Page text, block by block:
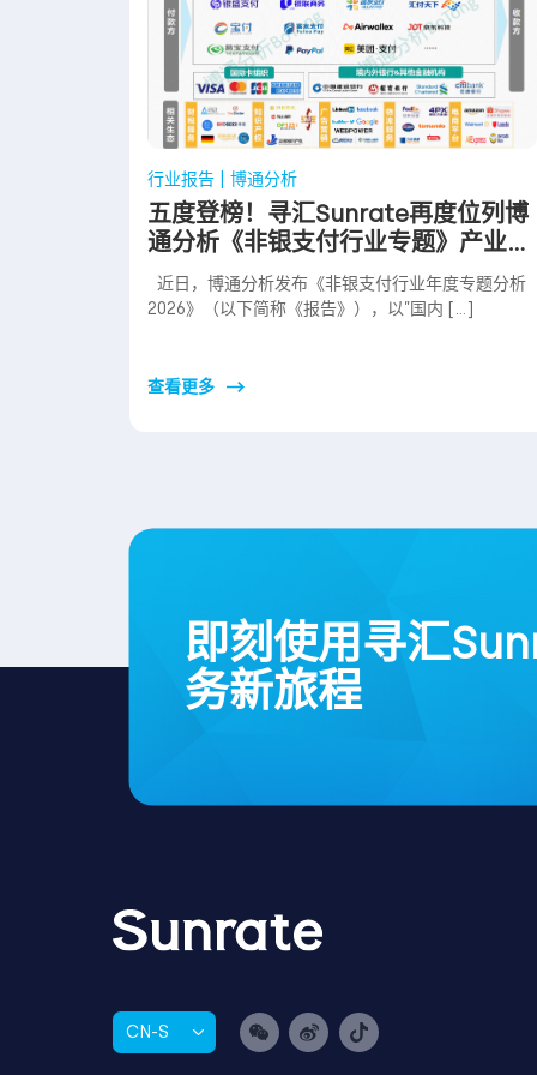
行业报告 | 博通分析
五度登榜！寻汇Sunrate再度位列博
通分析《非银支付行业专题》产业图
谱
近日，博通分析发布《非银支付行业年度专题分析
2026》（以下简称《报告》），以”国内 […]
查看更多
即刻使用寻汇
务新旅程
CN-S